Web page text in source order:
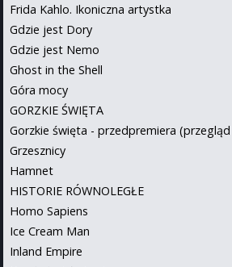
Frida Kahlo. Ikoniczna artystka
Gdzie jest Dory
Gdzie jest Nemo
Ghost in the Shell
Góra mocy
GORZKIE ŚWIĘTA
Gorzkie święta - przedpremiera
Grzesznicy
Hamnet
HISTORIE RÓWNOLEGŁE
Homo Sapiens
Ice Cream Man
Inland Empire